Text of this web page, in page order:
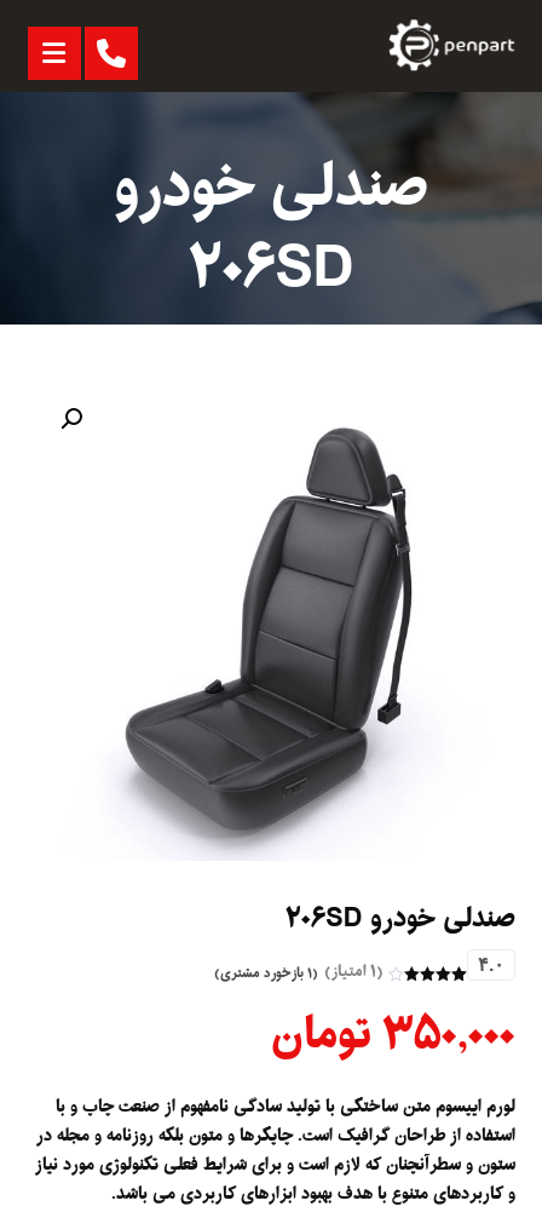
صندلی خودرو
۲۰۶SD
صندلی خودرو ۲۰۶SD
۴.۰
امتیازدهی
مشتری
(۱ امتیاز) (۱بازخورد مشتری)
۳۵۰,۰۰۰تومان
لورم ایپسوم متن ساختگی با تولید سادگی نامفهوم از صنعت چاپ و با
استفاده از طراحان گرافیک است. چاپگرها و متون بلکه روزنامه و مجله در
ستون و سطرآنچنان که لازم است و برای شرایط فعلی تکنولوژی مورد نیاز
و کاربردهای متنوع با هدف بهبود ابزارهای کاربردی می باشد.